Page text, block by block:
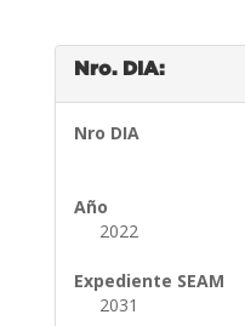
Nro. DIA:
Nro DIA
Año
2022
Expediente SEAM
2031